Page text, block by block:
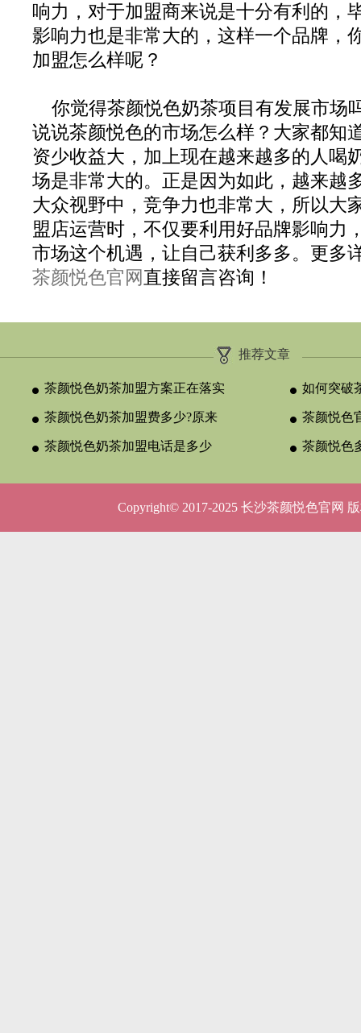
响力，对于加盟商来说是十分有利的，
影响力也是非常大的，这样一个品牌，
加盟怎么样呢？
你觉得茶颜悦色奶茶项目有发展市场
说说茶颜悦色的市场怎么样？大家都知
资少收益大，加上现在越来越多的人喝
场是非常大的。正是因为如此，越来越
大众视野中，竞争力也非常大，所以大
盟店运营时，不仅要利用好品牌影响力
市场这个机遇，让自己获利多多。更多
茶颜悦色官网 直接留言咨询！
推荐文章
茶颜悦色奶茶加盟方案正在落实 如何突破
颈？
茶颜悦色奶茶加盟费多少?原来
与合作类型
茶颜悦色
晚吗？
茶颜悦色奶茶加盟电话是多少 茶颜悦色
Copyright© 2017-2025 长沙茶颜悦色官网